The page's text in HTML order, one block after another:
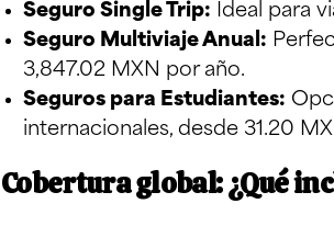
Seguro Single Trip: Ideal para
Seguro Multiviaje Anual:
3,847.02 MXN por año.
Seguros para Estudiantes:
internacionales, desde 31.20
Cobertura global: ¿Qué